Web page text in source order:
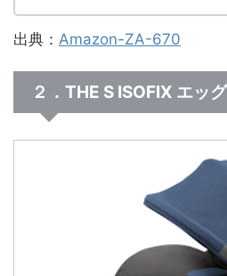
出典： Amazon-ZA-670
２．THE S ISOFIX エッ